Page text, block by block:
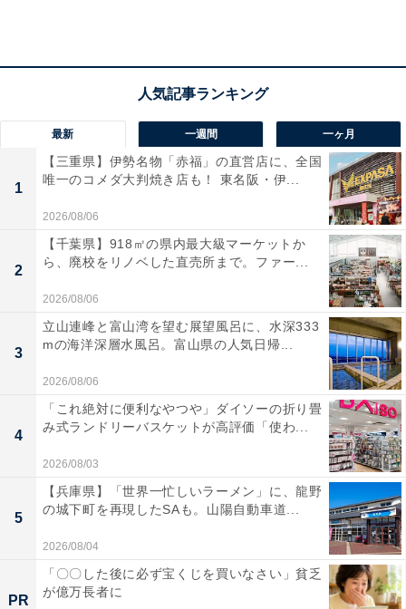
約13秒で優雅に自動開閉する
最新 一週間 一ヶ月
1
【三重県】伊勢名物「赤福」の直営店に、全国
唯一のコメダ大判焼き店も！ 東名阪・伊...
2026/08/06
2
【千葉県】918㎡の県内最大級マーケットか
ら、廃校をリノベした直売所まで。ファー...
2026/08/06
3
立山連峰と富山湾を望む展望風呂に、水深333
mの海洋深層水風呂。富山県の人気日帰...
2026/08/06
4
「これ絶対に便利なやつや」ダイソーの折り畳
み式ランドリーバスケットが高評価「使わ...
2026/08/03
5
【兵庫県】「世界一忙しいラーメン」に、龍野
の城下町を再現したSAも。山陽自動車道...
2026/08/04
PR
「〇〇した後に必ず宝くじを買いなさい」貧乏
が億万長者に